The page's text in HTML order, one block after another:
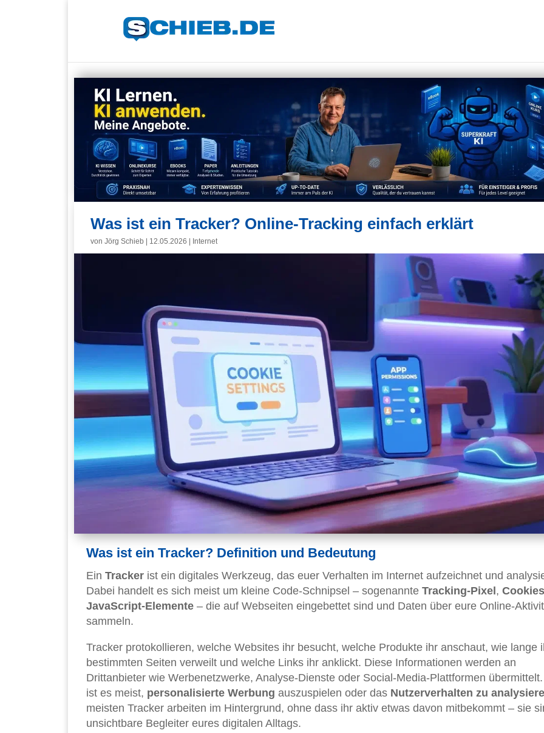
Was ist ein Tracker? Online-Tracking einfach erklärt
von Jörg Schieb 12.05.2026 Internet
Was ist ein Tracker? Definition und Bedeutung
Ein Tracker ist ein digitales Werkzeug, das euer Verhalten im Internet aufzeichnet und
Dabei handelt es sich meist um kleine Code-Schnipsel – sogenannte Tracking-Pixel, Cookies
JavaScript-Elemente – die auf Webseiten eingebettet sind und Daten über eure Online-
sammeln.
Tracker protokollieren, welche Websites ihr besucht, welche Produkte ihr anschaut, wie lange
bestimmten Seiten verweilt und welche Links ihr anklickt. Diese Informationen werden an
Drittanbieter wie Werbenetzwerke, Analyse-Dienste oder Social-Media-Plattformen
ist es meist, personalisierte Werbung auszuspielen oder das Nutzerverhalten zu
meisten Tracker arbeiten im Hintergrund, ohne dass ihr aktiv etwas davon mitbekommt – sie
unsichtbare Begleiter eures digitalen Alltags.